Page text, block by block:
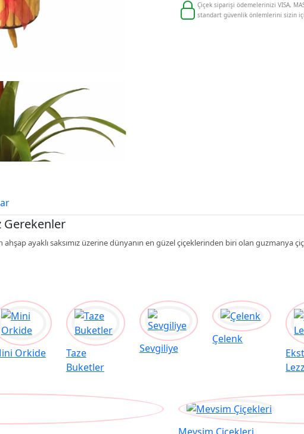
Çiçek siparişi ödemelerinizi VISA,
standart güvenlik önlemlerini sizin
Gerekenler
ayaklı saksımız üzerine dünyanın en güzel çiçeklerinden biri olan guzmanya
Orkide
Taze
Buketler
Sevgiliye
Çelenk
Mevsim Çiçekleri